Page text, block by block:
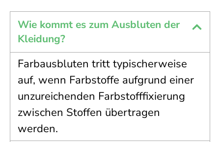
Wie kommt es zum Ausbluten der
Kleidung?
Farbausbluten tritt typischerweise
auf, wenn Farbstoffe aufgrund einer
unzureichenden Farbstofffixierung
zwischen Stoffen übertragen
werden.